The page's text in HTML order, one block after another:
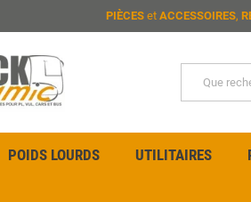
PIÈCESet ACCESSOIRES,
POIDS LOURDS UTILITAIRES